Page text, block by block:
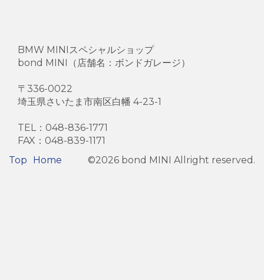
BMW MINIスペシャルショップ
bond MINI（店舗名：ボンドガレージ）
〒336-0022
埼玉県さいたま市南区白幡 4-23-1
TEL：048-836-1771
FAX：048-839-1171
Footer
Top Home ©2026 bond MINI Allright reserved.